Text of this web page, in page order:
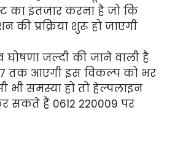
का इंतजार करना है जो कि
की प्रक्रिया शुरू हो जाएगी
जल्दी की जाने वाली है
तक आएगी इस विकल्प को भर
समस्या हो तो हेल्पलाइन
सकते हैं 0612 220009 पर